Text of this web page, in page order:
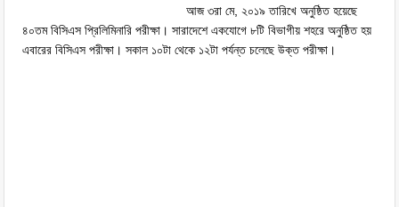
আজ ৩রা মে, ২০১৯ তারিখে অনুষ্ঠিত হয়েছে
৪০তম বিসিএস প্রিলিমিনারি পরীক্ষা। সারাদেশে একযোগে ৮টি বিভাগীয় শহরে অনুষ্ঠিত হয়
এবারের বিসিএস পরীক্ষা। সকাল ১০টা থেকে ১২টা পর্যন্ত চলেছে উক্ত পরীক্ষা।